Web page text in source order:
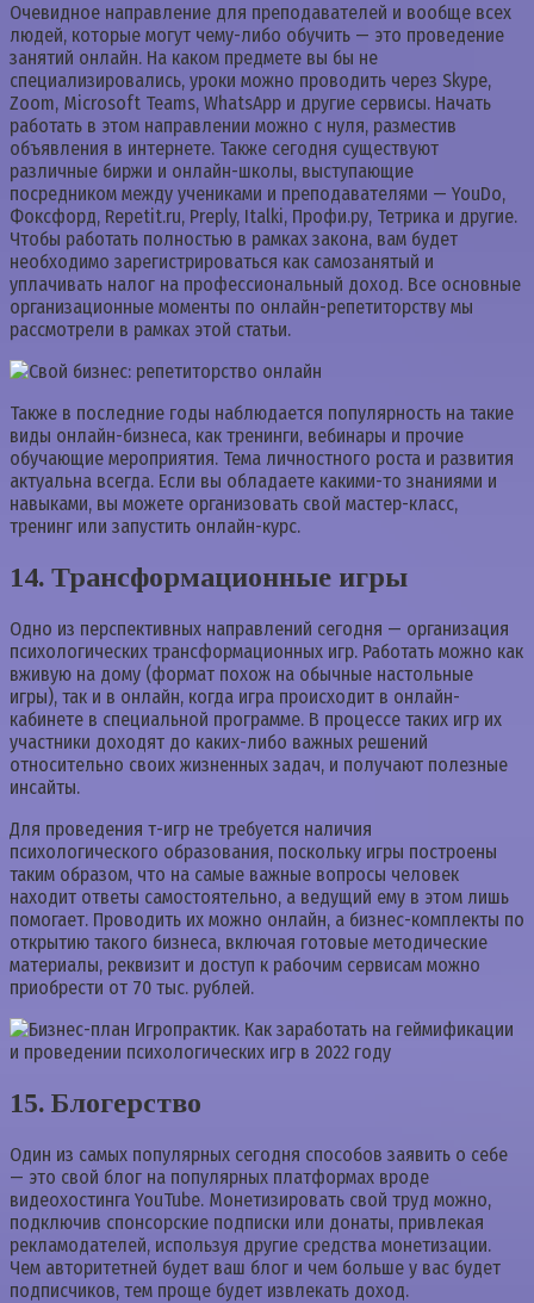
Очевидное направление для преподавателей и вообще всех
людей, которые могут чему-либо обучить — это проведение
занятий онлайн. На каком предмете вы бы не
специализировались, уроки можно проводить через Skype,
Zoom, Microsoft Teams, WhatsApp и другие сервисы. Начать
работать в этом направлении можно с нуля, разместив
объявления в интернете. Также сегодня существуют
различные биржи и онлайн-школы, выступающие
посредником между учениками и преподавателями — YouDo,
Фоксфорд, Repetit.ru, Preply, Italki, Профи.ру, Тетрика и другие.
Чтобы работать полностью в рамках закона, вам будет
необходимо зарегистрироваться как самозанятый и
уплачивать налог на профессиональный доход. Все основные
организационные моменты по онлайн-репетиторству мы
рассмотрели в рамках этой статьи.
Также в последние годы наблюдается популярность на такие
виды онлайн-бизнеса, как тренинги, вебинары и прочие
обучающие мероприятия. Тема личностного роста и развития
актуальна всегда. Если вы обладаете какими-то знаниями и
навыками, вы можете организовать свой мастер-класс,
тренинг или запустить онлайн-курс.
14. Трансформационные игры
Одно из перспективных направлений сегодня — организация
психологических трансформационных игр. Работать можно как
вживую на дому (формат похож на обычные настольные
игры), так и в онлайн, когда игра происходит в онлайн-
кабинете в специальной программе. В процессе таких игр их
участники доходят до каких-либо важных решений
относительно своих жизненных задач, и получают полезные
инсайты.
Для проведения т-игр не требуется наличия
психологического образования, поскольку игры построены
таким образом, что на самые важные вопросы человек
находит ответы самостоятельно, а ведущий ему в этом лишь
помогает. Проводить их можно онлайн, а бизнес-комплекты по
открытию такого бизнеса, включая готовые методические
материалы, реквизит и доступ к рабочим сервисам можно
приобрести от 70 тыс. рублей.
15. Блогерство
Один из самых популярных сегодня способов заявить о себе
— это свой блог на популярных платформах вроде
видеохостинга YouTube. Монетизировать свой труд можно,
подключив спонсорские подписки или донаты, привлекая
рекламодателей, используя другие средства монетизации.
Чем авторитетней будет ваш блог и чем больше у вас будет
подписчиков, тем проще будет извлекать доход.